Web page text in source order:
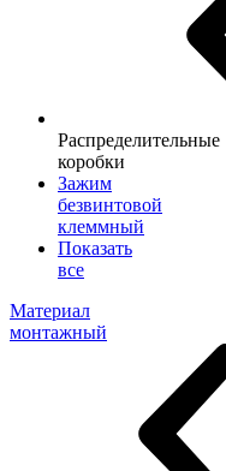
Распределительные
коробки
Зажим
безвинтовой
клеммный
Показать
все
Материал
монтажный